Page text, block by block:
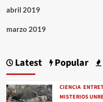
abril 2019
marzo 2019
Latest Popular
CIENCIA
MISTERIOS